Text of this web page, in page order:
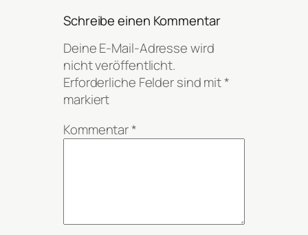
Schreibe einen Kommentar
Deine E-Mail-Adresse wird
nicht veröffentlicht.
Erforderliche Felder sind mit*
markiert
Kommentar*